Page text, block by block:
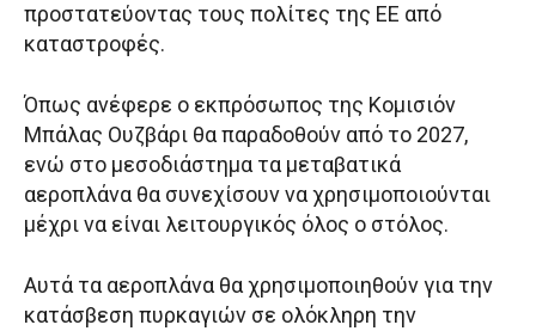
προστατεύοντας τους πολίτες της ΕΕ από
καταστροφές.
Όπως ανέφερε ο εκπρόσωπος της Κομισιόν
Μπάλας Ουζβάρι θα παραδοθούν από το 2027,
ενώ στο μεσοδιάστημα τα μεταβατικά
αεροπλάνα θα συνεχίσουν να χρησιμοποιούνται
μέχρι να είναι λειτουργικός όλος ο στόλος.
Αυτά τα αεροπλάνα θα χρησιμοποιηθούν για την
κατάσβεση πυρκαγιών σε ολόκληρη την